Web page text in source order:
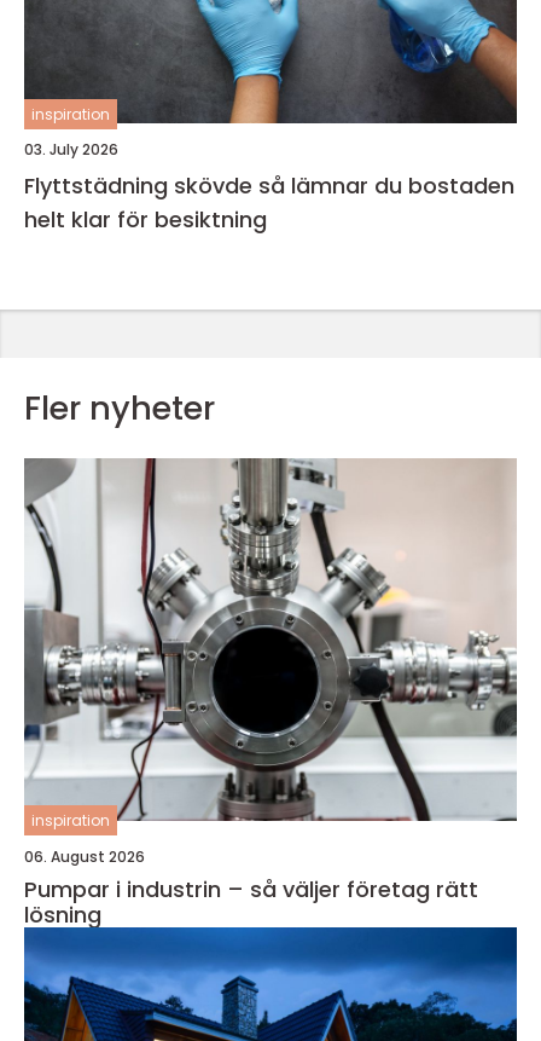
inspiration
03. July 2026
Flyttstädning skövde så lämnar du bostaden
helt klar för besiktning
Fler nyheter
inspiration
06. August 2026
Pumpar i industrin – så väljer företag rätt
lösning